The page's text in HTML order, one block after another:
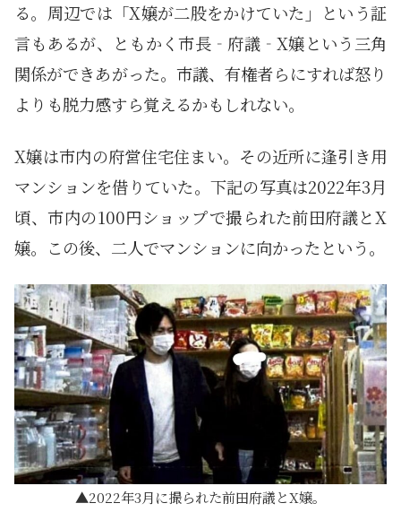
る。周辺では「X嬢が二股をかけていた」という証
言もあるが、ともかく市長‐府議‐X嬢という三角
関係ができあがった。市議、有権者らにすれば怒り
よりも脱力感すら覚えるかもしれない。
X嬢は市内の府営住宅住まい。その近所に逢引き用
マンションを借りていた。下記の写真は2022年3月
頃、市内の100円ショップで撮られた前田府議とX
嬢。この後、二人でマンションに向かったという。
2022年3月に撮られた前田府議とX嬢。